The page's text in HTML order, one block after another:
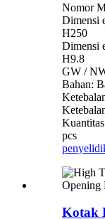
Nomor
Dimensi
H250
Dimensi
H9.8
GW /
Bahan:
pcs
Kotak